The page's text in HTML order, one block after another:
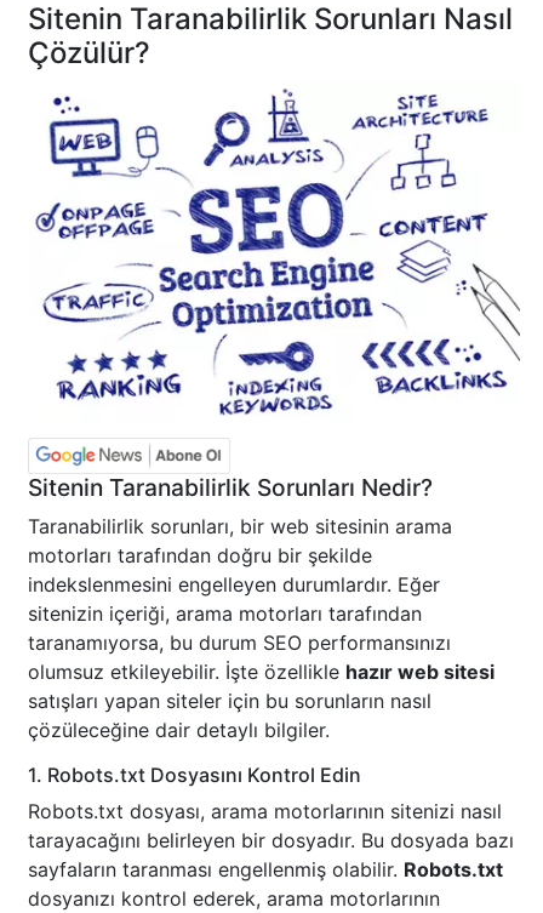
Sitenin Taranabilirlik Sorunları Nasıl
Çözülür?
Sitenin Taranabilirlik Sorunları Nedir?
Taranabilirlik sorunları, bir web sitesinin arama
motorları tarafından doğru bir şekilde
indekslenmesini engelleyen durumlardır. Eğer
sitenizin içeriği, arama motorları tarafından
taranamıyorsa, bu durum SEO performansınızı
olumsuz etkileyebilir. İşte özellikle hazır web sitesi
satışları yapan siteler için bu sorunların nasıl
çözüleceğine dair detaylı bilgiler.
1. Robots.txt Dosyasını Kontrol Edin
Robots.txt dosyası, arama motorlarının sitenizi nasıl
tarayacağını belirleyen bir dosyadır. Bu dosyada bazı
sayfaların taranması engellenmiş olabilir. Robots.txt
dosyanızı kontrol ederek, arama motorlarının